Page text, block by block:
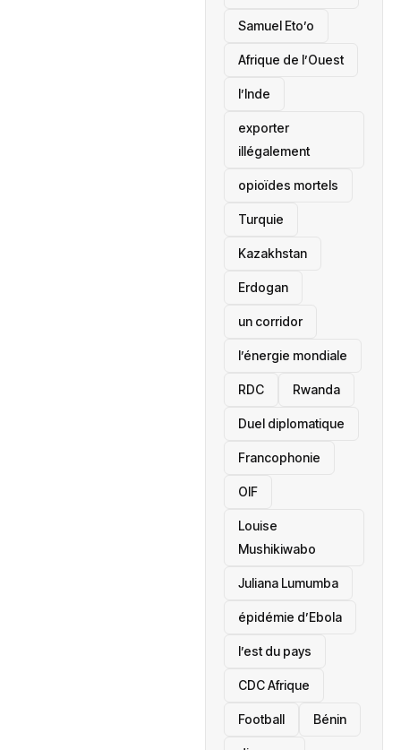
Samuel Eto’o
Afrique de l’Ouest
l’Inde
exporter
illégalement
opioïdes mortels
‎Turquie
Kazakhstan
Erdogan
un corridor
l’énergie mondiale
RDC Rwanda
Duel diplomatique
Francophonie
OIF
Louise
Mushikiwabo
Juliana Lumumba
épidémie d’Ebola
l’est du pays
CDC Afrique
Football Bénin